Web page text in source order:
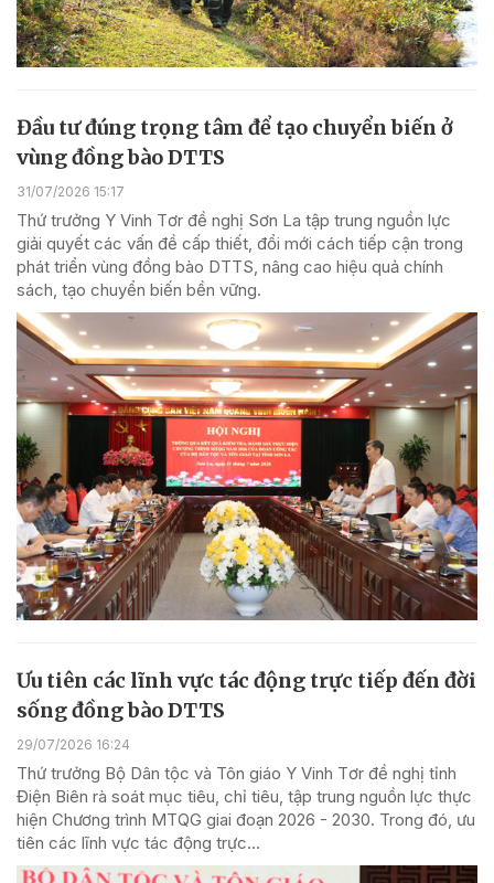
Đầu tư đúng trọng tâm để tạo chuyển biến ở
vùng đồng bào DTTS
31/07/2026 15:17
Thứ trưởng Y Vinh Tơr đề nghị Sơn La tập trung nguồn lực
giải quyết các vấn đề cấp thiết, đổi mới cách tiếp cận trong
phát triển vùng đồng bào DTTS, nâng cao hiệu quả chính
sách, tạo chuyển biến bền vững.
Ưu tiên các lĩnh vực tác động trực tiếp đến đời
sống đồng bào DTTS
29/07/2026 16:24
Thứ trưởng Bộ Dân tộc và Tôn giáo Y Vinh Tơr đề nghị tỉnh
Điện Biên rà soát mục tiêu, chỉ tiêu, tập trung nguồn lực thực
hiện Chương trình MTQG giai đoạn 2026 - 2030. Trong đó, ưu
tiên các lĩnh vực tác động trực...